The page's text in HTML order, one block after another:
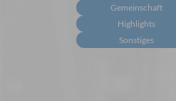
Gemeinschaft
Highlights
Sonstiges